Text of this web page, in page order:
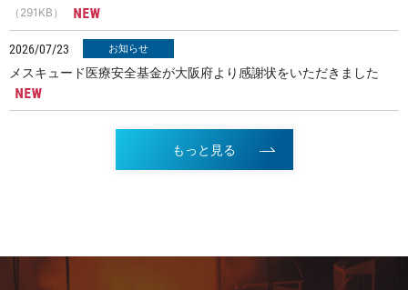
（291KB）
2026/07/23
メスキュード医療安全基金が大阪府より感謝状をいただきました
もっと見る